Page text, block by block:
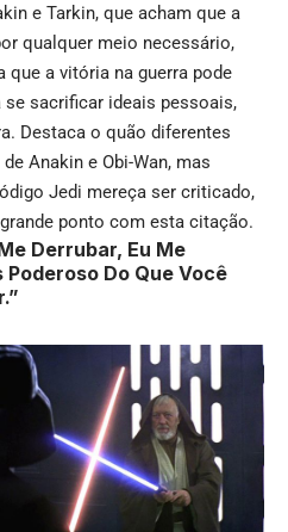
e Tarkin, que acham que a
qualquer meio necessário,
que a vitória na guerra pode
se sacrificar ideais pessoais,
Destaca o quão diferentes
Anakin e Obi-Wan, mas
Jedi mereça ser criticado,
ponto com esta citação.
Derrubar, Eu Me
Do Que Você